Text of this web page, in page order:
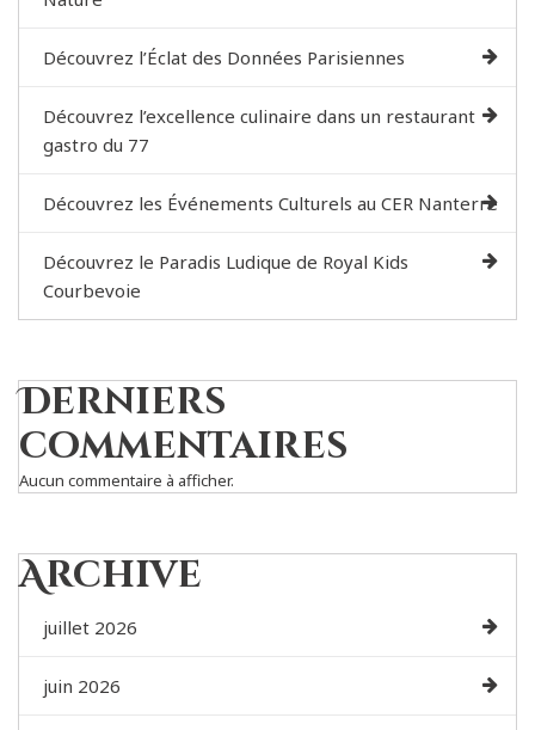
Découvrez l’Éclat des Données Parisiennes
Découvrez l’excellence culinaire dans un restaurant
gastro du 77
Découvrez les Événements Culturels au CER Nanterre
Découvrez le Paradis Ludique de Royal Kids
Courbevoie
Derniers
commentaires
Aucun commentaire à afficher.
Archive
juillet 2026
juin 2026